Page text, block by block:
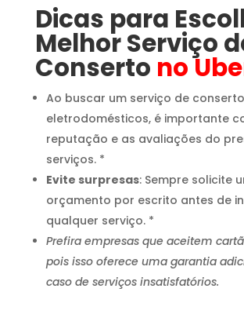
Dicas para
Melhor Serviço
Conserto no
Ao buscar um serviço de
eletrodomésticos, é importante
reputação e as avaliações do
serviços. *
Evite surpresas: Sempre solicite
orçamento por escrito antes de
qualquer serviço. *
Prefira empresas que aceitem
pois isso oferece uma garantia
caso de serviços insatisfatórios.